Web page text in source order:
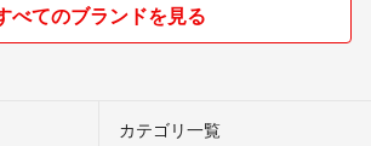
べてのブランドを見る
カテゴリ一覧